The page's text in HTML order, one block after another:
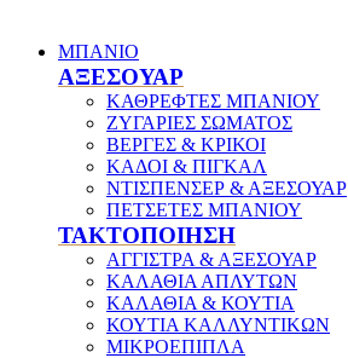
ΜΠΑΝΙΟ
ΑΞΕΣΟΥΑΡ
ΚΑΘΡΕΦΤΕΣ ΜΠΑΝΙΟΥ
ΖΥΓΑΡΙΕΣ ΣΩΜΑΤΟΣ
ΒΕΡΓΕΣ & ΚΡΙΚΟΙ
ΚΑΔΟΙ & ΠΙΓΚΑΛ
ΝΤΙΣΠΕΝΣΕΡ & ΑΞΕΣΟΥΑΡ
ΠΕΤΣΕΤΕΣ ΜΠΑΝΙΟΥ
ΤΑΚΤΟΠΟΙΗΣΗ
ΑΓΓΙΣΤΡΑ & ΑΞΕΣΟΥΑΡ
ΚΑΛΑΘΙΑ ΑΠΛΥΤΩΝ
ΚΑΛΑΘΙΑ & ΚΟΥΤΙΑ
ΚΟΥΤΙΑ ΚΑΛΛΥΝΤΙΚΩΝ
ΜΙΚΡΟΕΠΙΠΛΑ